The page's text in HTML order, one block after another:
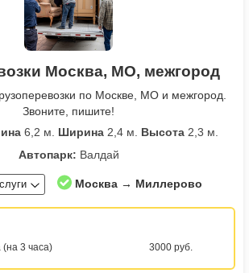
Москва, МО, межгород
по Москве, МО и межгород.
Звоните, пишите!
6,2 м. Ширина 2,4 м. Высота 2,3 м.
Автопарк: Валдай
Москва → Миллерово
3 часа) 3000 руб.